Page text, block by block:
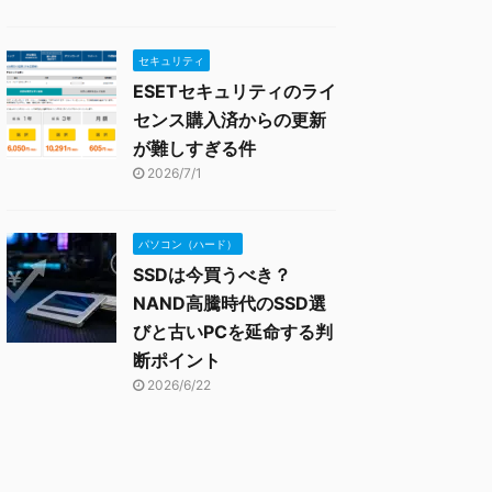
セキュリティ
ESETセキュリティのライ
センス購入済からの更新
が難しすぎる件
2026/7/1
パソコン（ハード）
SSDは今買うべき？
NAND高騰時代のSSD選
びと古いPCを延命する判
断ポイント
2026/6/22